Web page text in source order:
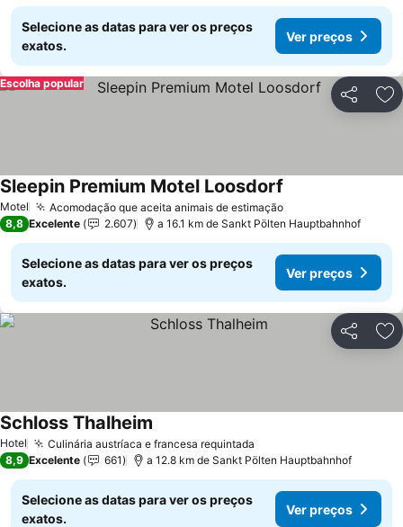
Selecione as datas para ver os preços
exatos.
Ver preços
Partilhar
Escolha popular
Motel Acomodação que aceita animais de estimaçãoVer preços
Sleepin Premium Motel Loosdorf
8,8 Excelente 2.607 a 16.1 km de Sankt Pölten Hauptbahnhof
Selecione as datas para ver os preços
exatos.
Ver preços
Partilhar
Hotel Culinária austríaca e francesa requintada
Schloss Thalheim
8,9 Excelente 661 a 12.8 km de Sankt Pölten Hauptbahnhof
Selecione as datas para ver os preços
exatos.
Ver preços